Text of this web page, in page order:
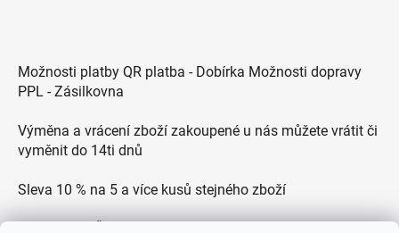
Možnosti platby QR platba - Dobírka Možnosti dopravy
PPL - Zásilkovna
Výměna a vrácení zboží zakoupené u nás můžete vrátit či
vyměnit do 14ti dnů
Sleva 10 % na 5 a více kusů stejného zboží